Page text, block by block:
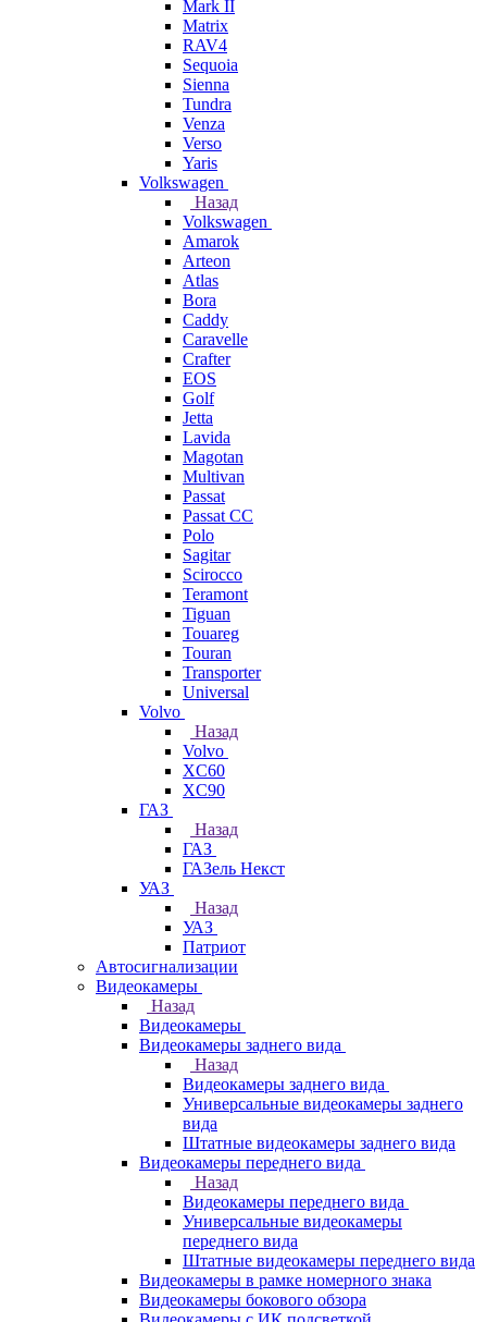
Mark II
Matrix
RAV4
Sequoia
Sienna
Tundra
Venza
Verso
Yaris
Volkswagen
Назад
Volkswagen
Amarok
Arteon
Atlas
Bora
Caddy
Caravelle
Crafter
EOS
Golf
Jetta
Lavida
Magotan
Multivan
Passat
Passat CC
Polo
Sagitar
Scirocco
Teramont
Tiguan
Touareg
Touran
Transporter
Universal
Volvo
Назад
Volvo
XC60
XC90
ГАЗ
Назад
ГАЗ
ГАЗель Некст
УАЗ
Назад
УАЗ
Патриот
Автосигнализации
Видеокамеры
Назад
Видеокамеры
Видеокамеры заднего вида
Назад
Видеокамеры заднего вида
Универсальные видеокамеры заднего
вида
Штатные видеокамеры заднего вида
Видеокамеры переднего вида
Назад
Видеокамеры переднего вида
Универсальные видеокамеры
переднего вида
Штатные видеокамеры переднего вида
Видеокамеры в рамке номерного знака
Видеокамеры бокового обзора